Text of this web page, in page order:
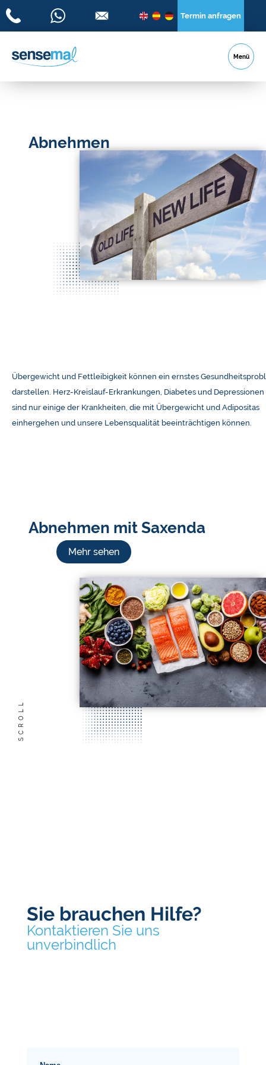
Termin anfragen
Menü
SCROLL
Abnehmen
Übergewicht und Fettleibigkeit können ein ernstes
darstellen. Herz-Kreislauf-Erkrankungen, Diabetes und Depressionen
sind nur einige der Krankheiten, die mit Übergewicht und Adipositas
einhergehen und unsere Lebensqualität beeinträchtigen können.
Abnehmen mit Saxenda
Mehr sehen
Sie brauchen Hilfe?
Kontaktieren Sie uns
unverbindlich